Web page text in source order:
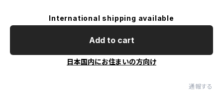
International shipping available
Add to cart
日本国内にお住まいの方向け
通報する